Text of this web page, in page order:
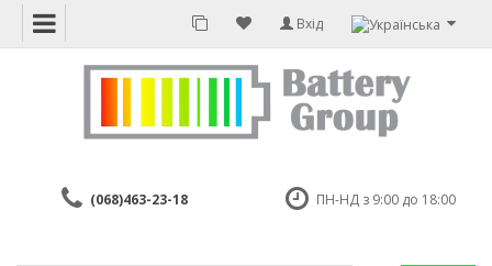
Вхід
(068)463-23-18 ПН-НД з 9:00 до 18:00